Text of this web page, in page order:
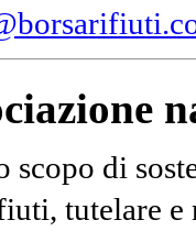
scopo di
tutelare e